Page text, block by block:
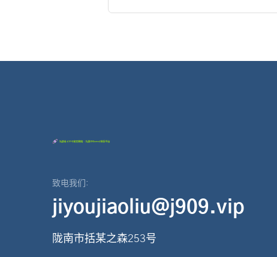
致电我们:
jiyoujiaoliu@j909.vip
陇南市括某之森253号